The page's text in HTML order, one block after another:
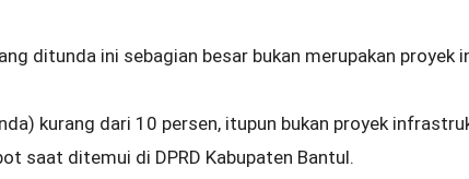
ditunda ini sebagian besar bukan merupakan proyek
kurang dari 10 persen, itupun bukan proyek
saat ditemui di DPRD Kabupaten Bantul.